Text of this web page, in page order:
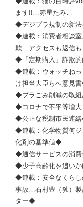
ます!!…赤星たみこ
◆デジプラ規制の新
◆連載：消費者相談室
欺 アクセスも返信
◆「定期購入」詐欺
◆連載：ウォッチね
け担当大臣らへ意見
◆プラごみ削減の取
◆コロナで不平等増
◆公正な税制市民連
◆連載：化学物質何
化剤の基準値◆
◆通信サービスの消
◆少子高齢化を追い
◆連載：安全なくらし
事故…石村豊（独）製
ター◆